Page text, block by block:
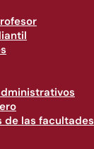
de las facultades